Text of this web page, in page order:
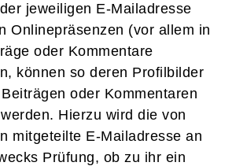
jeweiligen E-Mailadresse
Onlinepräsenzen (vor allem in
oder Kommentare
können so deren Profilbilder
oder Kommentaren
Hierzu wird die von
mitgeteilte E-Mailadresse an
Prüfung, ob zu ihr ein